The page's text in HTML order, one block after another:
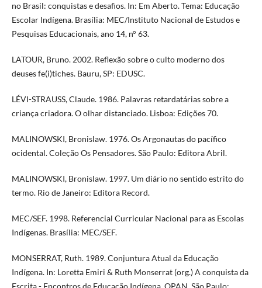
no Brasil: conquistas e desafios. In: Em Aberto. Tema: Educação
Escolar Indígena. Brasília: MEC/Instituto Nacional de Estudos e
Pesquisas Educacionais, ano 14, n° 63.
LATOUR, Bruno. 2002. Reflexão sobre o culto moderno dos
deuses fe(i)tiches. Bauru, SP: EDUSC.
LÉVI-STRAUSS, Claude. 1986. Palavras retardatárias sobre a
criança criadora. O olhar distanciado. Lisboa: Edições 70.
MALINOWSKI, Bronislaw. 1976. Os Argonautas do pacífico
ocidental. Coleção Os Pensadores. São Paulo: Editora Abril.
MALINOWSKI, Bronislaw. 1997. Um diário no sentido estrito do
termo. Rio de Janeiro: Editora Record.
MEC/SEF. 1998. Referencial Curricular Nacional para as Escolas
Indígenas. Brasília: MEC/SEF.
MONSERRAT, Ruth. 1989. Conjuntura Atual da Educação
Indígena. In: Loretta Emiri & Ruth Monserrat (org.) A conquista da